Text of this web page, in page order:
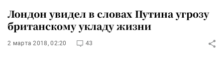
Лондон увидел в словах Путина угрозу
британскому укладу жизни
2 марта 2018, 02:20 43